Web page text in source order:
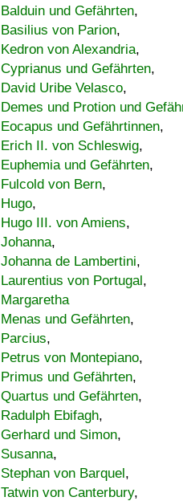
Balduin und Gefährten,
Basilius von Parion,
Kedron von Alexandria,
Cyprianus und Gefährten,
David Uribe Velasco,
Demes und Protion und
Eocapus und Gefährtinnen,
Erich II. von Schleswig,
Euphemia und Gefährten,
Fulcold von Bern,
Hugo,
Hugo III. von Amiens,
Johanna,
Johanna de Lambertini,
Laurentius von Portugal,
Margaretha
Menas und Gefährten,
Parcius,
Petrus von Montepiano,
Primus und Gefährten,
Quartus und Gefährten,
Radulph Ebifagh,
Gerhard und Simon,
Susanna,
Stephan von Barquel,
Tatwin von Canterbury,